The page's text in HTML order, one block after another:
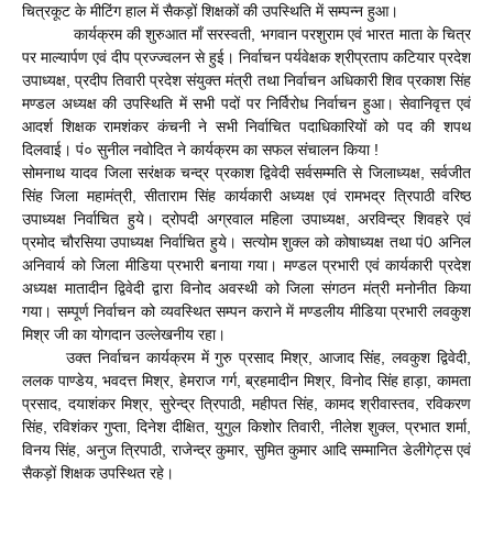
चित्रकूट के मीटिंग हाल में सैकड़ों शिक्षकों की उपस्थिति में सम्पन्न हुआ।
कार्यक्रम की शुरुआत माँ सरस्वती, भगवान परशुराम एवं भारत माता के चित्र
पर माल्यार्पण एवं दीप प्रज्ज्वलन से हुई। निर्वाचन पर्यवेक्षक श्रीप्रताप कटियार प्रदेश
उपाध्यक्ष, प्रदीप तिवारी प्रदेश संयुक्त मंत्री तथा निर्वाचन अधिकारी शिव प्रकाश सिंह
मण्डल अध्यक्ष की उपस्थिति में सभी पदों पर निर्विरोध निर्वाचन हुआ। सेवानिवृत्त एवं
आदर्श शिक्षक रामशंकर कंचनी ने सभी निर्वाचित पदाधिकारियों को पद की शपथ
दिलवाई। पं० सुनील नवोदित ने कार्यक्रम का सफल संचालन किया !
सोमनाथ यादव जिला सरंक्षक चन्द्र प्रकाश द्विवेदी सर्वसम्मति से जिलाध्यक्ष, सर्वजीत
सिंह जिला महामंत्री, सीताराम सिंह कार्यकारी अध्यक्ष एवं रामभद्र त्रिपाठी वरिष्ठ
उपाध्यक्ष निर्वाचित हुये। द्रोपदी अग्रवाल महिला उपाध्यक्ष, अरविन्द्र शिवहरे एवं
प्रमोद चौरसिया उपाध्यक्ष निर्वाचित हुये। सत्योम शुक्ल को कोषाध्यक्ष तथा पं0 अनिल
अनिवार्य को जिला मीडिया प्रभारी बनाया गया। मण्डल प्रभारी एवं कार्यकारी प्रदेश
अध्यक्ष मातादीन द्विवेदी द्वारा विनोद अवस्थी को जिला संगठन मंत्री मनोनीत किया
गया। सम्पूर्ण निर्वाचन को व्यवस्थित सम्पन कराने में मण्डलीय मीडिया प्रभारी लवकुश
मिश्र जी का योगदान उल्लेखनीय रहा।
उक्त निर्वाचन कार्यक्रम में गुरु प्रसाद मिश्र, आजाद सिंह, लवकुश द्विवेदी,
ललक पाण्डेय, भवदत्त मिश्र, हेमराज गर्ग, ब्रहमादीन मिश्र, विनोद सिंह हाड़ा, कामता
प्रसाद, दयाशंकर मिश्र, सुरेन्द्र त्रिपाठी, महीपत सिंह, कामद श्रीवास्तव, रविकरण
सिंह, रविशंकर गुप्ता, दिनेश दीक्षित, युगुल किशोर तिवारी, नीलेश शुक्ल, प्रभात शर्मा,
विनय सिंह, अनुज त्रिपाठी, राजेन्द्र कुमार, सुमित कुमार आदि सम्मानित डेलीगेट्स एवं
सैकड़ों शिक्षक उपस्थित रहे।